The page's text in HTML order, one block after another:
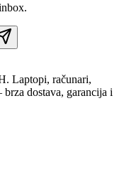
Laptopi, računari,
dostava, garancija i